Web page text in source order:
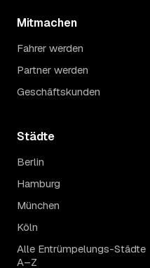
Mitmachen
Fahrer werden
Partner werden
Geschäftskunden
Städte
Berlin
Hamburg
München
Köln
Alle Entrümpelungs-Städte
A–Z